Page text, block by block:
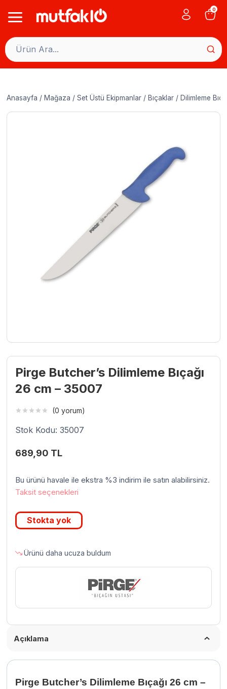
0
Anasayfa / Mağaza / Set Üstü Ekipmanlar / Bıçaklar / Dilimleme
Pirge Butcher’s Dilimleme Bıçağı
26 cm – 35007
(0 yorum)
Stok Kodu: 35007
689,90 TL
Bu ürünü havale ile ekstra %3 indirim ile satın alabilirsiniz.
Taksit seçenekleri
Stokta yok
Ürünü daha ucuza buldum
Açıklama
Pirge Butcher’s Dilimleme Bıçağı 26 cm –